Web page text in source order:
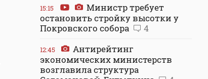
15:15
Министр требует
остановить стройку высотки у
Покровского собора
4
12:45
Антирейтинг
экономических министерств
возглавила структура